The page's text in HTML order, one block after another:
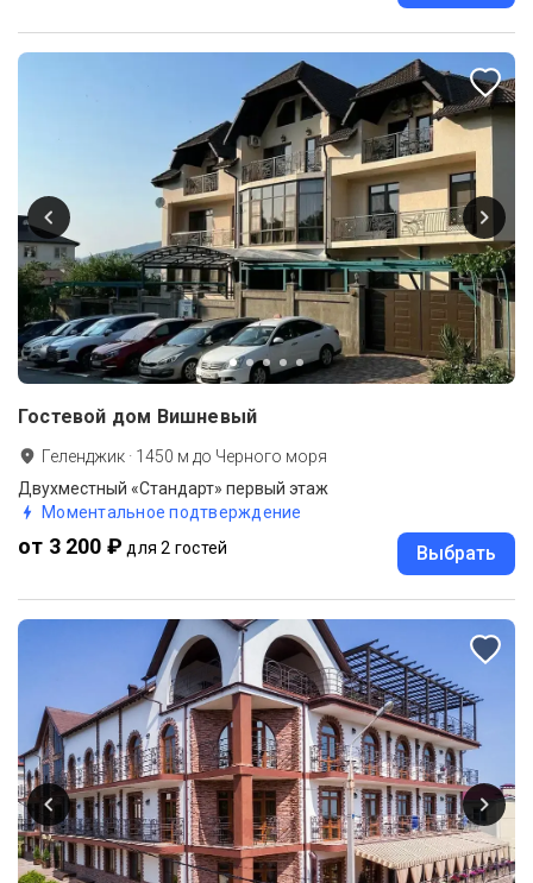
Гостевой дом Вишневый
Геленджик · 1450 м до Черного моря
Двухместный «Стандарт» первый этаж
Моментальное подтверждение
от 3 200 ₽ для 2 гостей Выбрать